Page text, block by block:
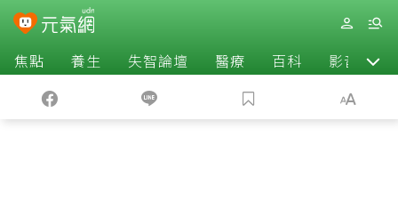
焦點 養生 失智論壇 醫療 百科 影音